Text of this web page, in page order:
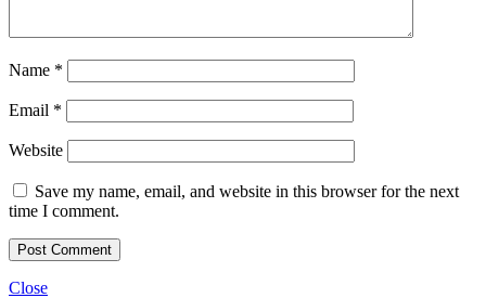
Name *
Email *
Website
Save my name, email, and website in this browser for the next
time I comment.
Close